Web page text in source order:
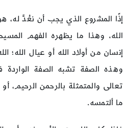
إذًا المشروع الذي يجب أن نعُدَّ له،
الله، وهذا ما يظهره الفهم
إنسان من أولاد الله أو عيال الله؛
وهذه الصفة تشبه الصفة الواردة
تعالى والمتمثلة بالرحمن
ما ألتمسه.